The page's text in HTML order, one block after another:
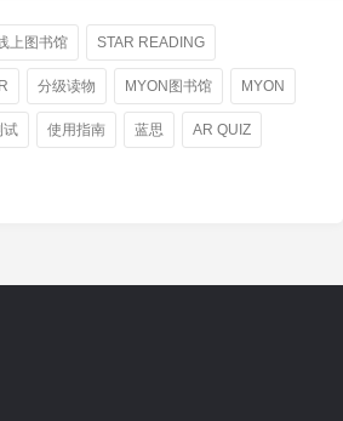
上图书馆 STAR READING
分级读物 MYON图书馆 MYON
试 使用指南 蓝思 AR QUIZ